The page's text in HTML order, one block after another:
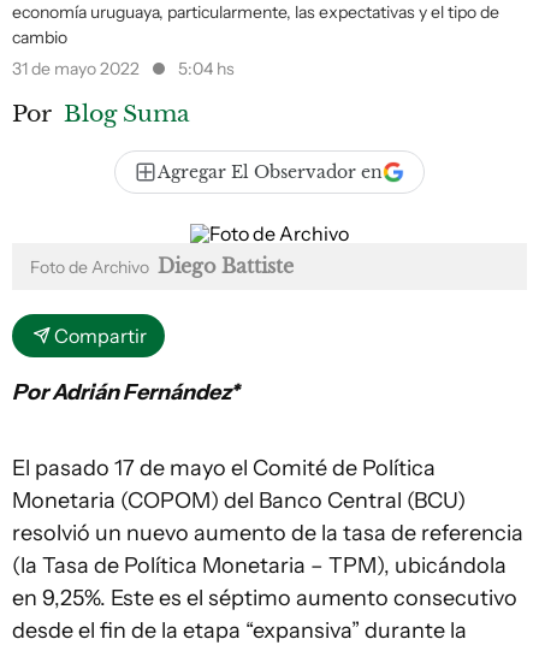
economía uruguaya, particularmente, las expectativas y el tipo de
cambio
31 de mayo 2022
5:04 hs
Por Blog Suma
Agregar El Observador en
Foto de Archivo Diego Battiste
Compartir
Por Adrián Fernández*
El pasado 17 de mayo el Comité de Política
Monetaria (COPOM) del Banco Central (BCU)
resolvió un nuevo aumento de la tasa de referencia
(la Tasa de Política Monetaria – TPM), ubicándola
en 9,25%. Este es el séptimo aumento consecutivo
desde el fin de la etapa “expansiva” durante la